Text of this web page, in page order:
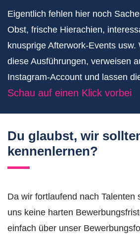
Eigentlich fehlen hier noch
Obst, frische Hierachien,
knusprige Afterwork-Events usw.
diese Ausführungen, verweisen
Instagram-Account und lassen
Schau auf einen Klick vorbei
Du glaubst, wir
kennenlernen?
Da wir fortlaufend nach Talenten
uns keine harten
einfach über unser